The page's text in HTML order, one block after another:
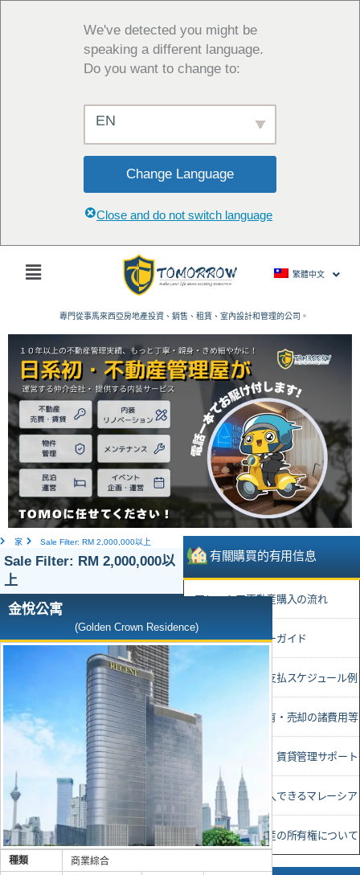
We've detected you might be
speaking a different language.
Do you want to change to:
EN
Change Language
Close and do not switch language
主
繁體中文
專門從事馬來西亞房地產投資、銷售、租賃、室內設計和管理的公司。
有關購買的有用信息
• マレーシア不動産購入の流れ
• 厳選デベロッパーガイド
• 物件購入時のお支払スケジュール例
• 不動産購入・所有・売却の諸費用等
• 査定，物件売却・賃貸管理サポート
• 土地付住宅を購入できるマレーシア
• マレーシア不動産の所有権について
家 Sale Filter: RM 2,000,000以上
Sale Filter: RM 2,000,000以
上
金悅公寓
(Golden Crown Residence)
種類
商業綜合